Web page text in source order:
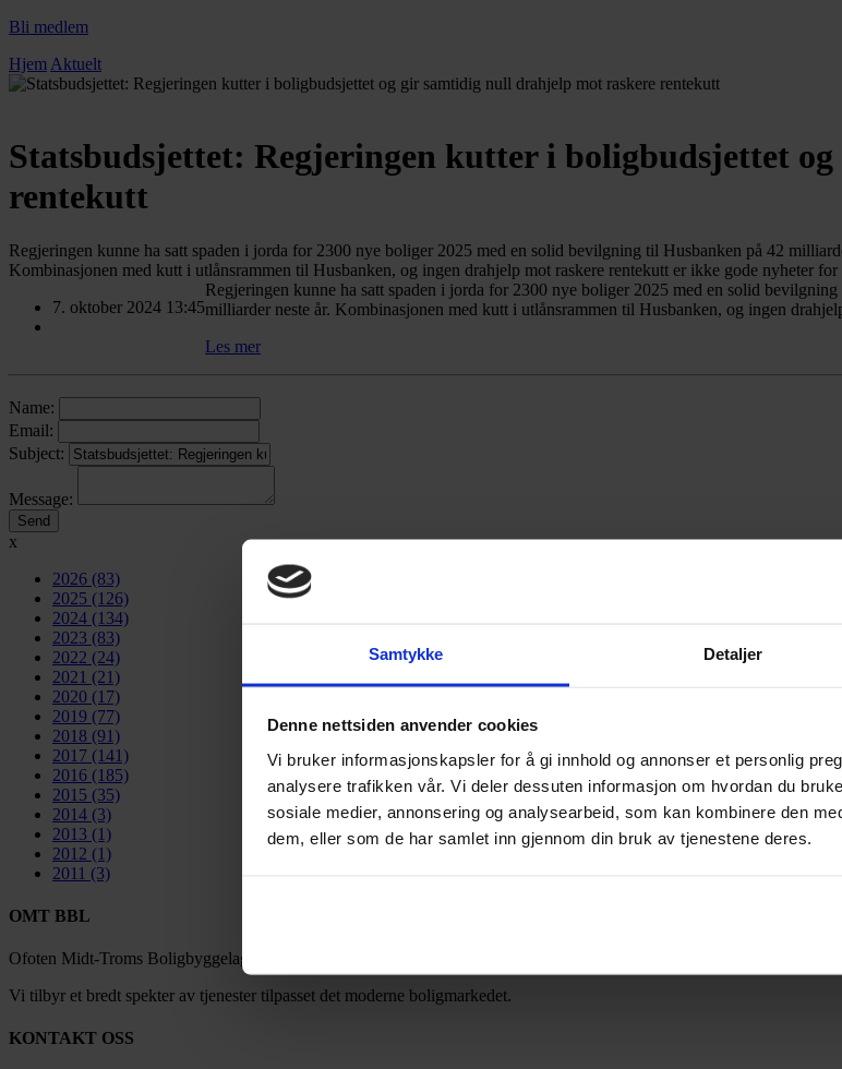
Samtykke Detaljer
Denne nettsiden anvender cookies
Vi bruker informasjonskapsler for å gi innhold og annonser et personlig
analysere trafikken vår. Vi deler dessuten informasjon om hvordan du
sosiale medier, annonsering og analysearbeid, som kan kombinere den
dem, eller som de har samlet inn gjennom din bruk av tjenestene deres.
Bli medlem
Hjem Aktuelt
Statsbudsjettet: Regjeringen kutter i boligbudsjettet
rentekutt
Regjeringen kunne ha satt spaden i jorda for 2300 nye boliger 2025 med en solid bevilgning til Husbanken på 42
Kombinasjonen med kutt i utlånsrammen til Husbanken, og ingen drahjelp mot raskere rentekutt er ikke gode nyheter
7. oktober 2024 13:45
Regjeringen kunne ha satt spaden i jorda for 2300 nye boliger 2025 med en solid
milliarder neste år. Kombinasjonen med kutt i utlånsrammen til Husbanken, og ingen
Les mer
Name:
Email:
Subject:
Message:
x
2026 (83)
2025 (126)
2024 (134)
2023 (83)
2022 (24)
2021 (21)
2020 (17)
2019 (77)
2018 (91)
2017 (141)
2016 (185)
2015 (35)
2014 (3)
2013 (1)
2012 (1)
2011 (3)
OMT BBL
Ofoten Midt-Troms Boligbyggelag ble stiftet under navnet Narvik Boligbyggelag så tidlig som i 1946.
Vi tilbyr et bredt spekter av tjenester tilpasset det moderne boligmarkedet.
KONTAKT OSS